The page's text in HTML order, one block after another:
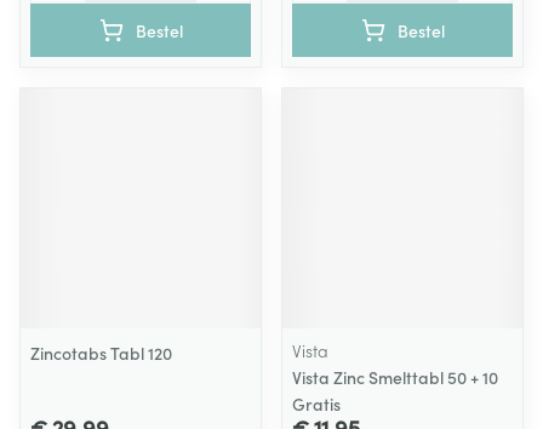
Bestel Bestel
Zincotabs Tabl 120
Vista
Vista Zinc Smelttabl 50 + 10
Gratis